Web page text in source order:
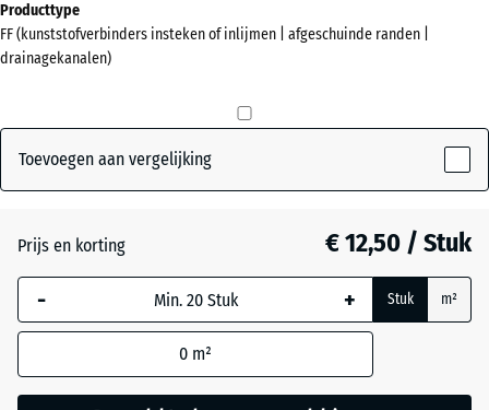
kleuren?
Kleurenpalet
Zandbeige(active)
- € 3,00
voor
verzending
500
De geselecteerde,
blauw omlijnde
afmeting wordt
gebruikt voor de
(tenzij anders
Producttype
FF (kunststofverbinders insteken of inlijmen | afgeschuinde randen |
drainagekanalen)
Toevoegen aan vergelijking
Prijs en korting € 12,50 / Stuk
- + Stuk m²
0 m²